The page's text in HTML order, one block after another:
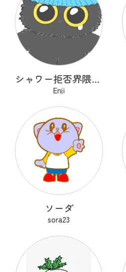
シャワー拒否界隈の子猫 ノワ
Enji
ソーダ
sora23